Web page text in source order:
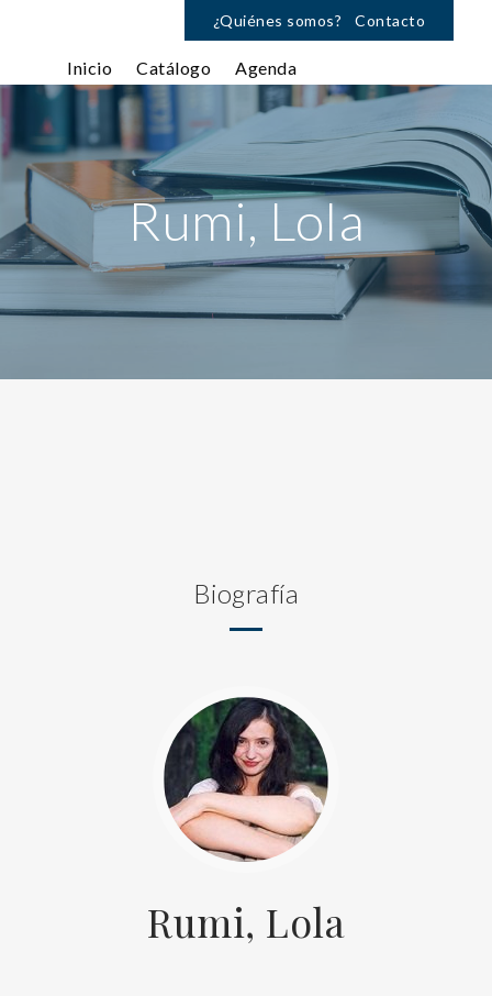
¿Quiénes somos? Contacto
Inicio Catálogo Agenda
Rumi, Lola
Biografía
Rumi, Lola